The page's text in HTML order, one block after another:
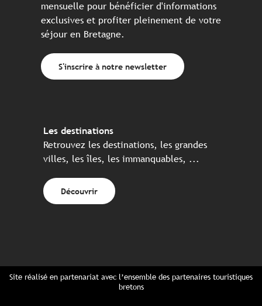
mensuelle pour bénéficier d'informations
exclusives et profiter pleinement de votre
séjour en Bretagne.
S'inscrire à notre newsletter
Les destinations
Retrouvez les destinations, les grandes
villes, les îles, les immanquables, ...
Découvrir
Site réalisé en partenariat avec l’ensemble des partenaires touristiques
bretons